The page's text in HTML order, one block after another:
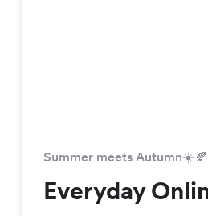
Summer meets Autumn☀️🍂
Everyday